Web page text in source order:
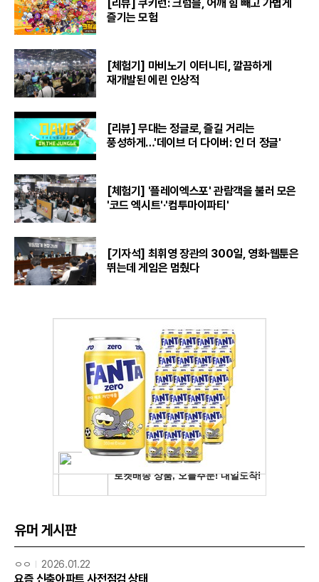
[리뷰] 쿠키런: 크럼블, 어깨 힘 빼고 가볍게
즐기는 모험
[체험기] 마비노기 이터니티, 깔끔하게
재개발된 에린 인상적
[리뷰] 무대는 정글로, 즐길 거리는
풍성하게…'데이브 더 다이버: 인 더 정글'
[체험기] '플레이엑스포' 관람객을 불러 모은
'코드 엑시트'·'컴투마이파티'
[기자석] 최휘영 장관의 300일, 영화·웹툰은
뛰는데 게임은 멈췄다
유머 게시판
ㅇㅇ 2026.01.22
요즘 신축아파트 사전점검 상태